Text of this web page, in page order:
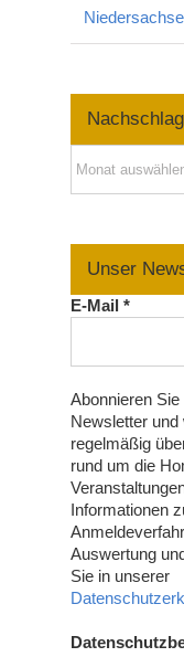
Unser
E-Mail*
Abonnieren
Newsletter und
regelmäßig
rund um die
Informationen
Auswertung
Sie in unserer